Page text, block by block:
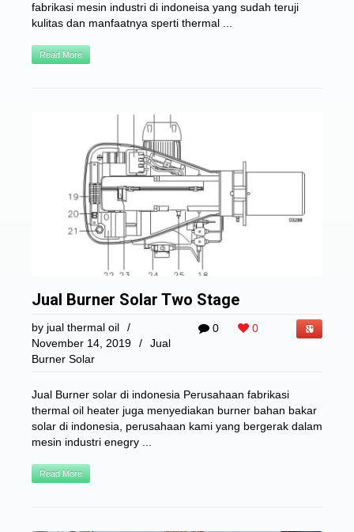
fabrikasi mesin industri di indoneisa yang sudah teruji
kulitas dan manfaatnya sperti thermal ...
Read More
Jual Burner Solar Two Stage
0 0
by jual thermal oil
/
November 14, 2019
/
Jual
Burner Solar
Jual Burner solar di indonesia Perusahaan fabrikasi
thermal oil heater juga menyediakan burner bahan bakar
solar di indonesia, perusahaan kami yang bergerak dalam
mesin industri enegry ...
Read More